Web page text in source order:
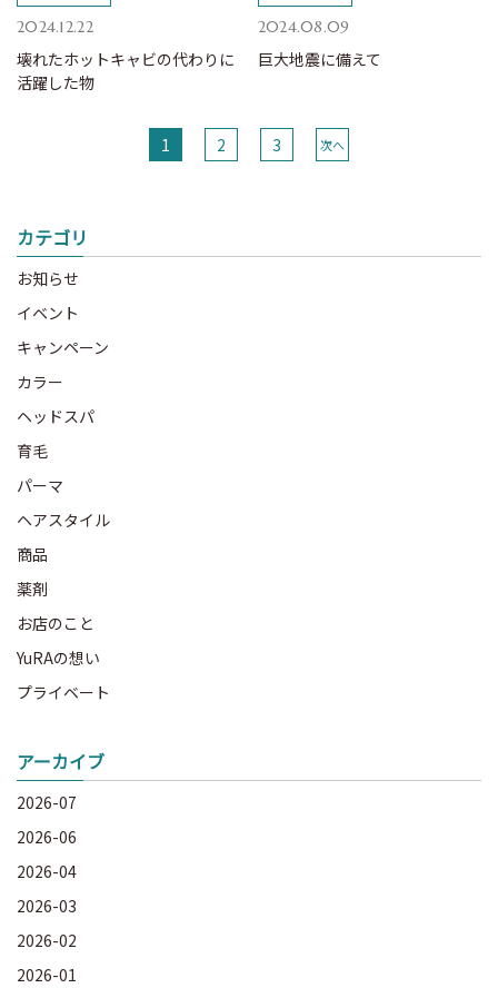
2024.12.22
壊れたホットキャビの代わりに
活躍した物
2024.08.09
巨大地震に備えて
1 2 3 次へ
カテゴリ
お知らせ
イベント
キャンペーン
カラー
ヘッドスパ
育毛
パーマ
ヘアスタイル
商品
薬剤
お店のこと
YuRAの想い
プライベート
アーカイブ
2026-07
2026-06
2026-04
2026-03
2026-02
2026-01